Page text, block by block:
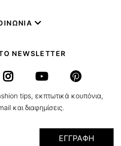
NEWSLETTER
tips, εκπτωτικά κουπόνια,
και διαφημίσεις.
ΕΓΓΡΑΦΗ